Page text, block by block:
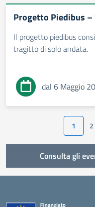
Progetto Piedibus
Il progetto piedibus
tragitto di solo andata.
dal 6 Maggio
1 2
Consulta gli